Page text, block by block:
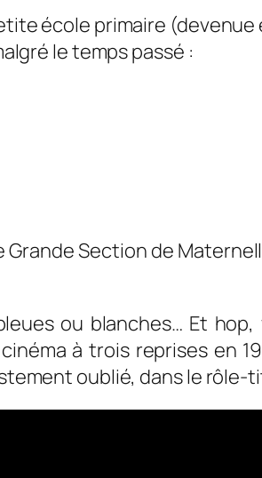
école primaire
le temps passé :
Section de
ou blanches… Et
à trois reprises en
oublié, dans le rôle-